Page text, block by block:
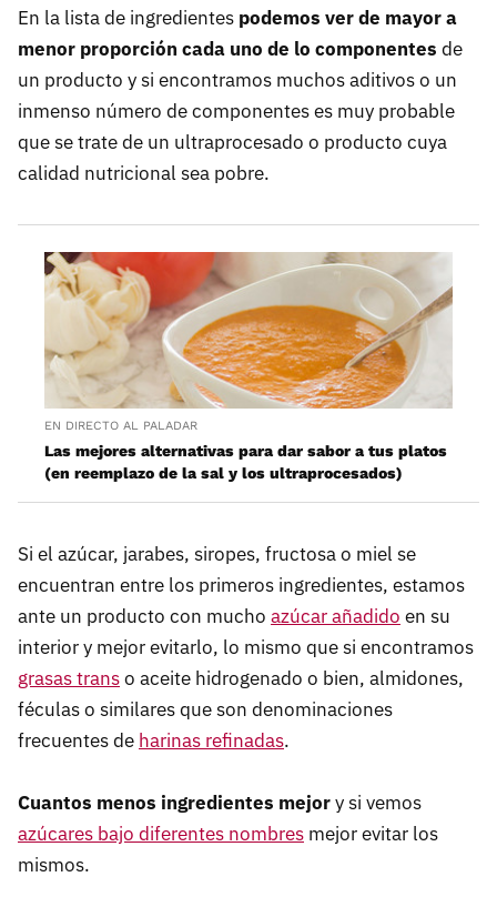
En la lista de ingredientes podemos ver de mayor a
menor proporción cada uno de lo componentes de
un producto y si encontramos muchos aditivos o un
inmenso número de componentes es muy probable
que se trate de un ultraprocesado o producto cuya
calidad nutricional sea pobre.
EN DIRECTO AL PALADAR
Las mejores alternativas para dar sabor a tus platos
(en reemplazo de la sal y los ultraprocesados)
Si el azúcar, jarabes, siropes, fructosa o miel se
encuentran entre los primeros ingredientes, estamos
ante un producto con mucho azúcar añadido en su
interior y mejor evitarlo, lo mismo que si encontramos
grasas transo aceite hidrogenado o bien, almidones,
féculas o similares que son denominaciones
frecuentes de harinas refinadas.
Cuantos menos ingredientes mejory si vemos
azúcares bajo diferentes nombres mejor evitar los
mismos.